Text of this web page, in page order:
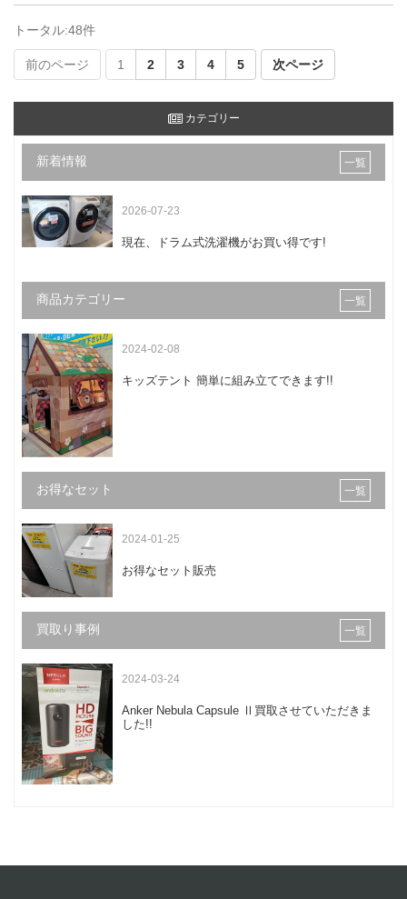
トータル:48件
前のページ 1 2 3 4 5 次ページ
カテゴリー
新着情報 一覧
2026-07-23
現在、ドラム式洗濯機がお買い得です!
商品カテゴリー 一覧
2024-02-08
キッズテント 簡単に組み立てできます!!
お得なセット 一覧
2024-01-25
お得なセット販売
買取り事例 一覧
2024-03-24
Anker Nebula Capsule Ⅱ買取させていただきま
した!!